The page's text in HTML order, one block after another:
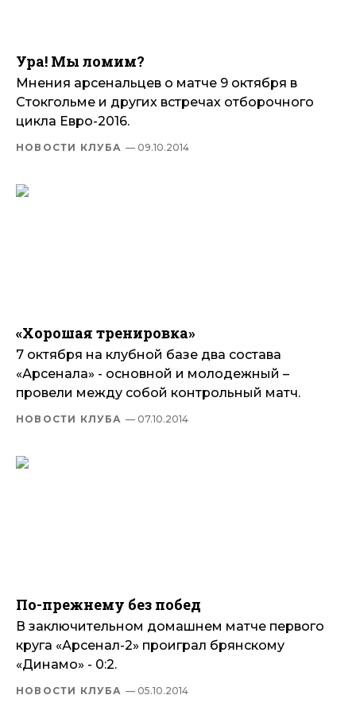
Ура! Мы ломим?
Мнения арсенальцев о матче 9 октября в
Стокгольме и других встречах отборочного
цикла Евро-2016.
НОВОСТИ КЛУБА — 09.10.2014
«Хорошая тренировка»
7 октября на клубной базе два состава
«Арсенала» - основной и молодежный –
провели между собой контрольный матч.
НОВОСТИ КЛУБА — 07.10.2014
По-прежнему без побед
В заключительном домашнем матче первого
круга «Арсенал-2» проиграл брянскому
«Динамо» - 0:2.
НОВОСТИ КЛУБА — 05.10.2014